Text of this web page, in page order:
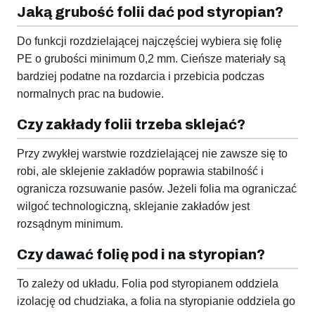
Jaką grubość folii dać pod styropian?
Do funkcji rozdzielającej najczęściej wybiera się folię
PE o grubości minimum 0,2 mm. Cieńsze materiały są
bardziej podatne na rozdarcia i przebicia podczas
normalnych prac na budowie.
Czy zakłady folii trzeba sklejać?
Przy zwykłej warstwie rozdzielającej nie zawsze się to
robi, ale sklejenie zakładów poprawia stabilność i
ogranicza rozsuwanie pasów. Jeżeli folia ma ograniczać
wilgoć technologiczną, sklejanie zakładów jest
rozsądnym minimum.
Czy dawać folię pod i na styropian?
To zależy od układu. Folia pod styropianem oddziela
izolację od chudziaka, a folia na styropianie oddziela go